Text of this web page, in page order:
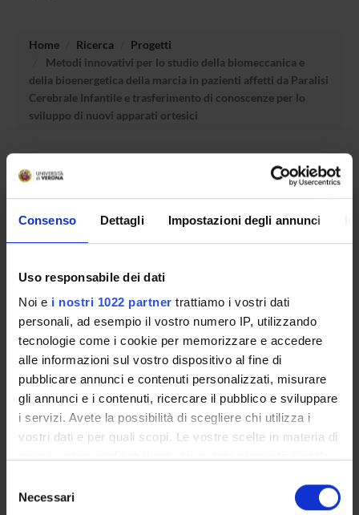
Consenso Dettagli Impostazioni degli annunci
Uso responsabile dei dati
Noi e i nostri 1022 partner trattiamo i vostri dati
personali, ad esempio il vostro numero IP, utilizzando
tecnologie come i cookie per memorizzare e accedere
alle informazioni sul vostro dispositivo al fine di
pubblicare annunci e contenuti personalizzati, misurare
gli annunci e i contenuti, ricercare il pubblico e sviluppare
i servizi. Avete la possibilità di scegliere chi utilizza i
vostri dati e per quali scopi. Le vostre scelte in materia di
modificare o revocare il proprio consenso in qualsiasi
delNecessari
Home Ricerca
Progetti
Metodi innovativi per lo studio della biomeccanica e
della bioenergetica della marcia in pazienti affetti da Paralisi
Cerebrale Infantile e trasferimento di conoscenze per lo
sviluppo di nuovi apparati ortesici
1 gennaio 2008
12
SEZIONI
Scienze Motorie
ATTIVITÀ
GRUPPI DI RICERCA
SEZIONI